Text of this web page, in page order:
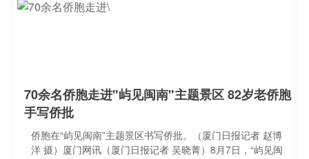
70余名侨胞走进"屿见闽南"主题景区 82岁老侨胞
手写侨批
侨胞在“屿见闽南”主题景区书写侨批。（厦门日报记者 赵博
洋 摄）厦门网讯（厦门日报记者 吴晓菁）8月7日，“屿见闽